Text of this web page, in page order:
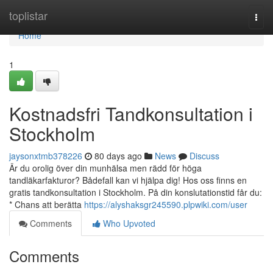
toplistar
Home
Home
1
Kostnadsfri Tandkonsultation i
Stockholm
jaysonxtmb378226 80 days ago News
Discuss
Är du orolig över din munhälsa men rädd för höga
tandläkarfakturor? Bådefall kan vi hjälpa dig! Hos oss finns en
gratis tandkonsultation i Stockholm. På din konslutationstid får du:
* Chans att berätta https://alyshaksgr245590.plpwiki.com/user
Comments
Who Upvoted
Comments